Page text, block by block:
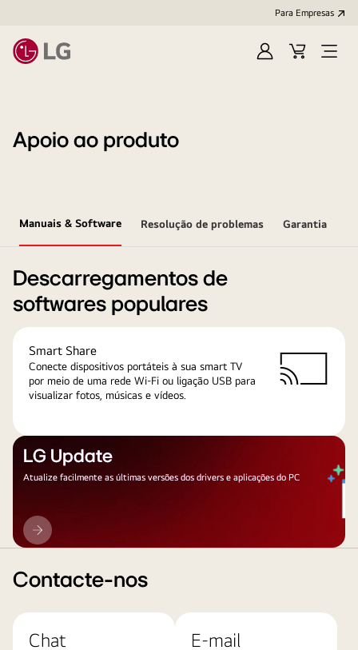
Para Empresas
IniciarCart
Open
Apoio ao produto
Manuais & Software Resolução de problemas Garantia
Descarregamentos de
softwares populares
Smart Share
Conecte dispositivos portáteis à sua smart TV
por meio de uma rede Wi-Fi ou ligação USB para
visualizar fotos, músicas e vídeos.
LG Update
Atualize facilmente as últimas versões dos drivers e aplicações do PC
LG
Update
Contacte-nos
Chat E-mail